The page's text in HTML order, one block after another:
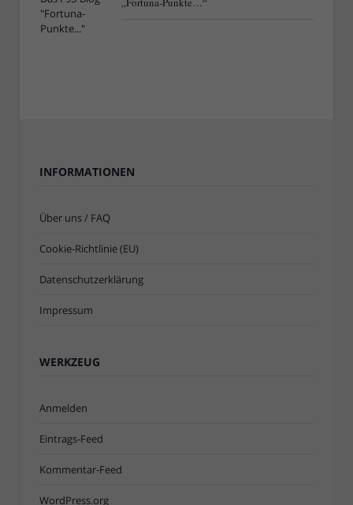
INFORMATIONEN
Über uns / FAQ
Cookie-Richtlinie (EU)
Datenschutzerklärung
Impressum
WERKZEUG
Anmelden
Eintrags-Feed
Kommentar-Feed
WordPress.org